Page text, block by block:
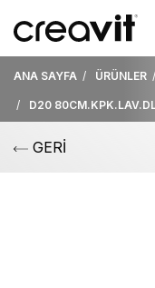
ANA SAYFA ÜRÜNLER
D20
GERİ